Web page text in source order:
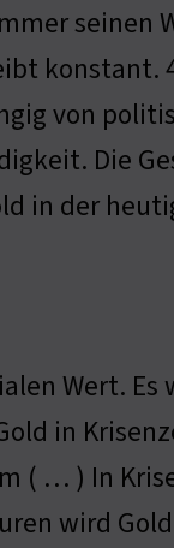
seinen
konstant.
von
Die
in der
Wert.
in
( … ) In
wird